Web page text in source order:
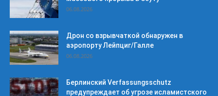
06.08.2026
Дрон со взрывчаткой обнаружен в
аэропорту Лейпциг/Галле
06.08.2026
Берлинский Verfassungsschutz
предупреждает об угрозе исламистского